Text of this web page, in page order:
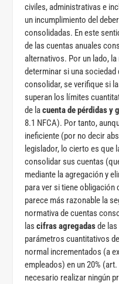
civiles, administrativas e
un incumplimiento del
consolidadas. En este
de las cuentas anuales
alternativos. Por un lado,
determinar si una
consolidar, se verifique si
superan los límites
de lacuenta de pérdidas y
8.1 NFCA). Por tanto,
ineficiente (por no decir
legislador, lo cierto es que
consolidar sus cuentas
mediante la agregación y
para ver si tiene
parece más razonable la
normativa de cuentas
las cifras agregadasde
parámetros cuantitativos
normal incrementados (a
empleados) en un 20%
necesario realizar ningún